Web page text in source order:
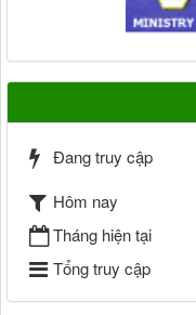
Đang truy cập
Hôm nay
Tháng hiện tại
Tổng truy cập